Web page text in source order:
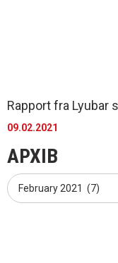
Rapport fra Lyubar
09.02.2021
АРХІВ